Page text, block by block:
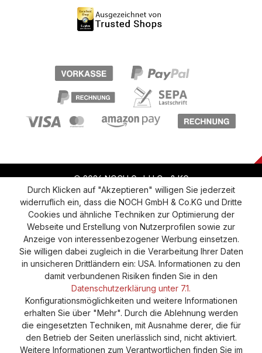
© 2026 NOCH GmbH Co & KG
Vertrag widerrufen Widerruf Datenschutz
Versand und Zahlung AGB
Impressum
Cookie-Einstellungen
Barrierefreiheitserklärung
Durch Klicken auf "Akzeptieren" willigen Sie jederzeit
widerruflich ein, dass die NOCH GmbH & Co.KG und Dritte
Cookies und ähnliche Techniken zur Optimierung der
Webseite und Erstellung von Nutzerprofilen sowie zur
Anzeige von interessenbezogener Werbung einsetzen.
Sie willigen dabei zugleich in die Verarbeitung Ihrer Daten
in unsicheren Drittländern ein: USA. Informationen zu den
damit verbundenen Risiken finden Sie in den
Datenschutzerklärung unter 7.1.
Konfigurationsmöglichkeiten und weitere Informationen
erhalten Sie über "Mehr". Durch die Ablehnung werden
die eingesetzten Techniken, mit Ausnahme derer, die für
den Betrieb der Seiten unerlässlich sind, nicht aktiviert.
Weitere Informationen zum Verantwortlichen finden Sie im